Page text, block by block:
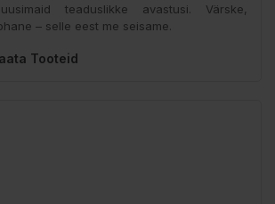
teaduslikke avastusi. Värske,
– selle eest me seisame.
Tooteid